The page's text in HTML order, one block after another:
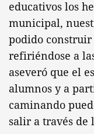
educativos los
municipal,
podido construir
refiriéndose a
aseveró que el
alumnos y a
caminando
salir a través de